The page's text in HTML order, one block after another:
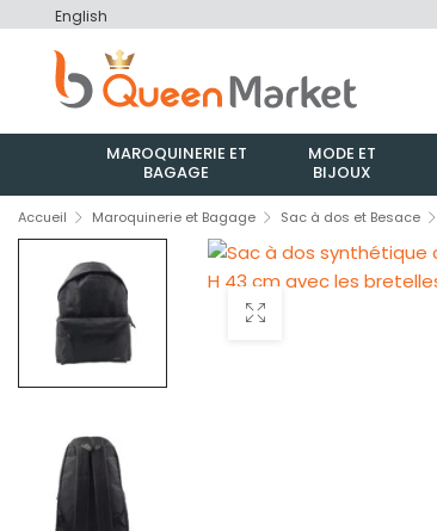
English
MAROQUINERIE ET
BAGAGE
MODE ET
BIJOUX
Accueil Maroquinerie et Bagage Sac à dos et Besace